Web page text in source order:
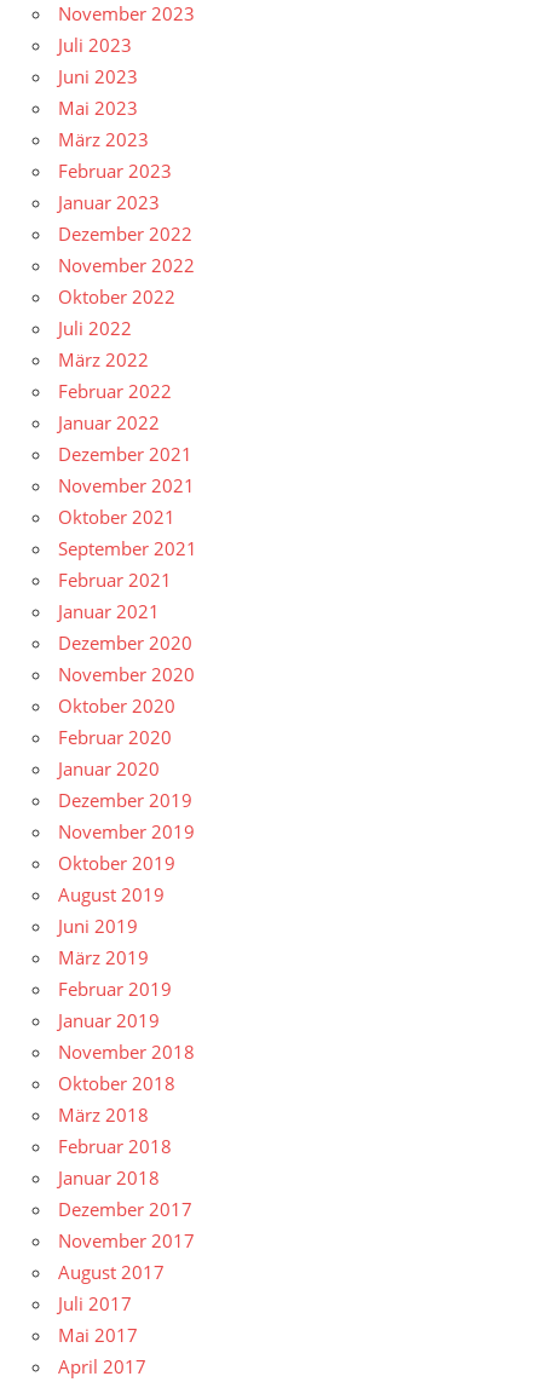
November 2023
Juli 2023
Juni 2023
Mai 2023
März 2023
Februar 2023
Januar 2023
Dezember 2022
November 2022
Oktober 2022
Juli 2022
März 2022
Februar 2022
Januar 2022
Dezember 2021
November 2021
Oktober 2021
September 2021
Februar 2021
Januar 2021
Dezember 2020
November 2020
Oktober 2020
Februar 2020
Januar 2020
Dezember 2019
November 2019
Oktober 2019
August 2019
Juni 2019
März 2019
Februar 2019
Januar 2019
November 2018
Oktober 2018
März 2018
Februar 2018
Januar 2018
Dezember 2017
November 2017
August 2017
Juli 2017
Mai 2017
April 2017